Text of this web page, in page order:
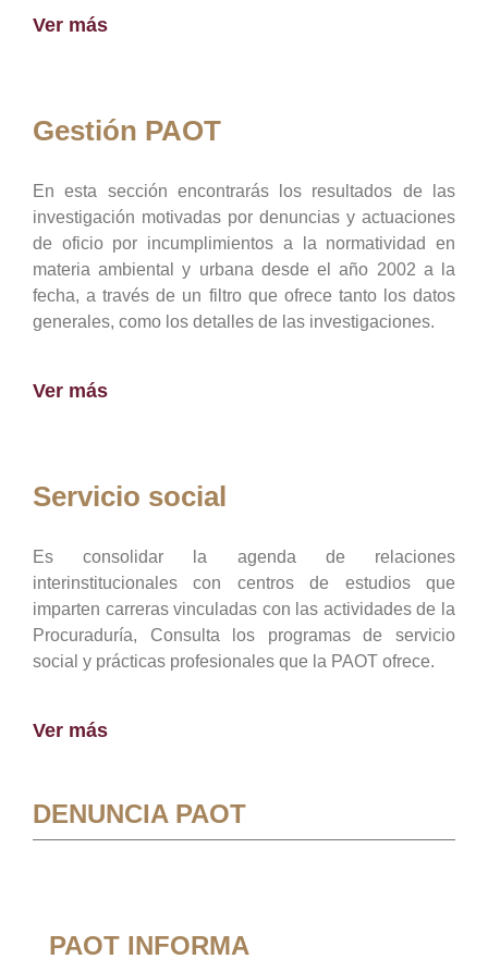
Ver más
Gestión PAOT
En esta sección encontrarás los resultados de las
investigación motivadas por denuncias y actuaciones
de oficio por incumplimientos a la normatividad en
materia ambiental y urbana desde el año 2002 a la
fecha, a través de un filtro que ofrece tanto los datos
generales, como los detalles de las investigaciones.
Ver más
Servicio social
Es consolidar la agenda de relaciones
interinstitucionales con centros de estudios que
imparten carreras vinculadas con las actividades de la
Procuraduría, Consulta los programas de servicio
social y prácticas profesionales que la PAOT ofrece.
Ver más
DENUNCIA PAOT
PAOT INFORMA